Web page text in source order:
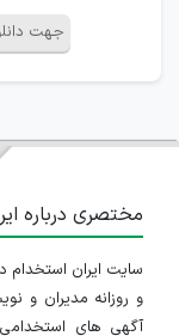
جهت
مختصری درباره
و روزانه مدیران و
آگهی های